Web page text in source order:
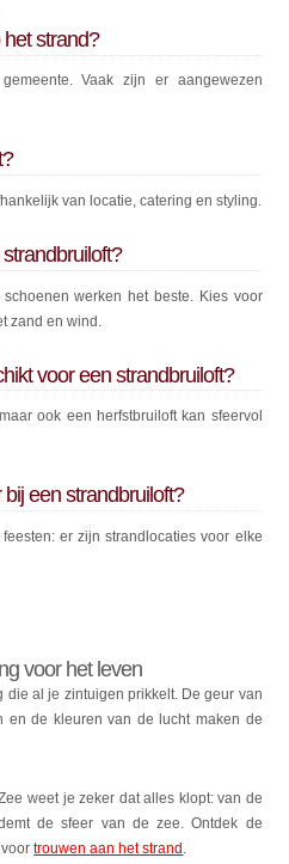
het strand?
Vaak zijn er aangewezen
van locatie, catering en styling.
werken het beste. Kies voor
zand en wind.
voor een strandbruiloft?
ook een herfstbruiloft kan sfeervol
een strandbruiloft?
er zijn strandlocaties voor elke
voor het leven
die al je zintuigen prikkelt. De geur van
de kleuren van de lucht maken de
weet je zeker dat alles klopt: van de
de sfeer van de zee. Ontdek de
voortrouwen aan het strand.